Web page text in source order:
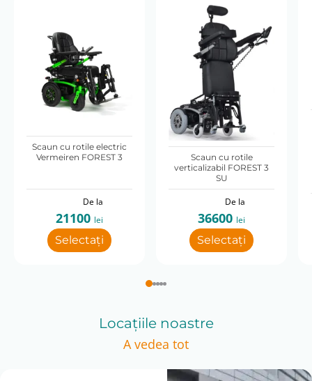
Scaun cu rotile electric
Vermeiren FOREST 3
De la
21100 lei
Selectați
Scaun cu rotile
verticalizabil FOREST 3
SU
De la
36600 lei
Selectați
Locațiile noastre
A vedea tot